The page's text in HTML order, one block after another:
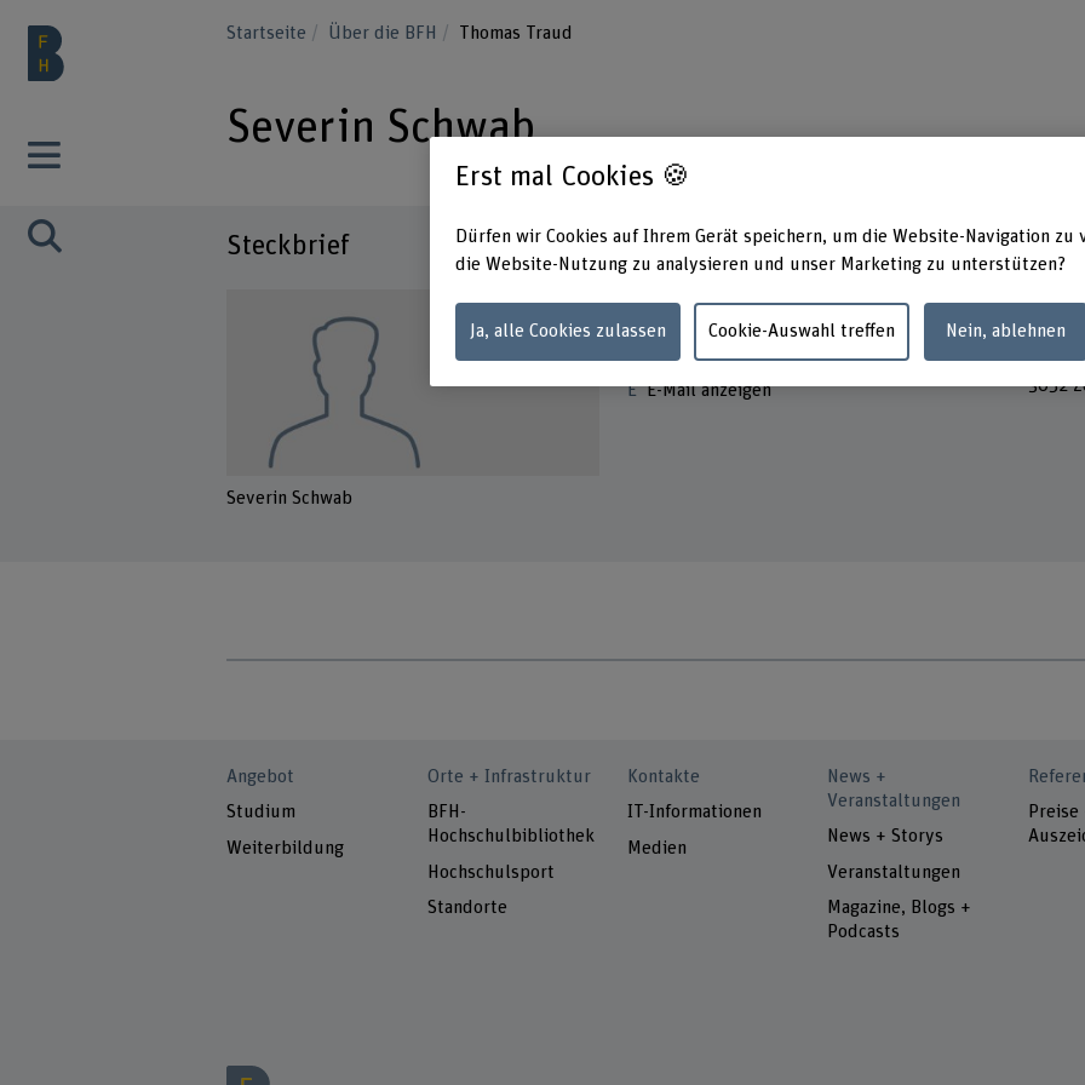
Startseite Über die BFH Thomas Traud
Severin Schwab
Steckbrief
Severin Schwab
+41 31 910 01 63
E-Mail anzeigen
3052
Angebot
Studium
Weiterbildung
Orte + Infrastruktur
BFH-
Hochschulbibliothek
Hochschulsport
Standorte
Kontakte
IT-Informationen
Medien
News +
Veranstaltungen
News + Storys
Veranstaltungen
Magazine, Blogs +
Podcasts
Preise
Erst mal Cookies 🍪
Dürfen wir Cookies auf Ihrem Gerät speichern, um die Website-Navigation zu
die Website-Nutzung zu analysieren und unser Marketing zu unterstützen?
Ja, alle Cookies zulassen Cookie-Auswahl treffen Nein, ablehnen